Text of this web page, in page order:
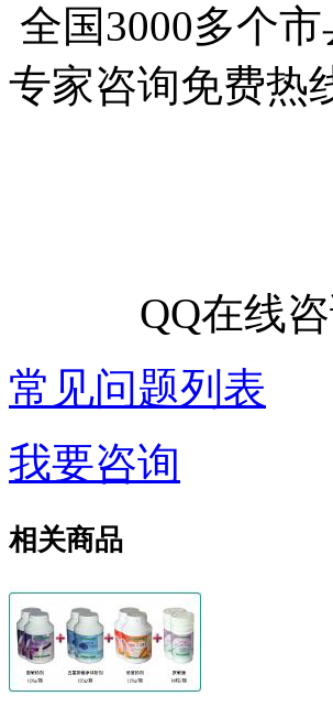
全国3000多个市
专家咨询免费热
QQ在线咨
常见问题列表
我要咨询
相关商品